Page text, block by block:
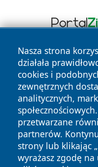
Nasza strona
działała
cookies i
zewnętrznych
analitycznych,
przetwarzane
partnerów.
strony lub klikając
wyrażasz zgodę
Copyright © 2026
zastrzeżone.
News Autorzy